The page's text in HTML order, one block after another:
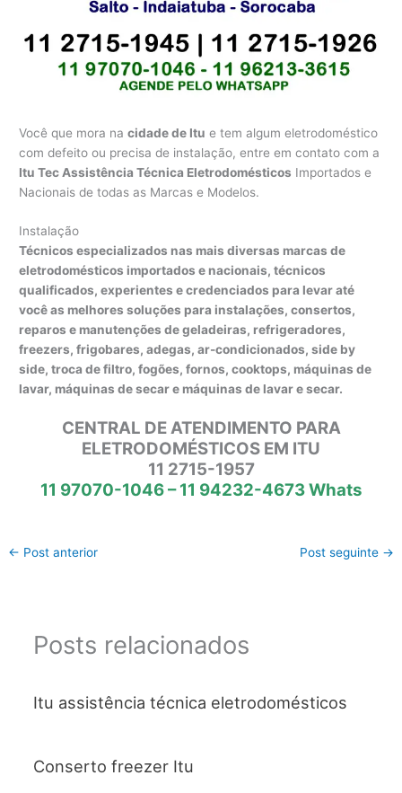
Você que mora nacidade de Itu e tem algum eletrodoméstico
com defeito ou precisa de instalação, entre em contato com a
Itu Tec Assistência Técnica Eletrodomésticos Importados e
Nacionais de todas as Marcas e Modelos.
Instalação
Técnicos especializados nas mais diversas marcas de
eletrodomésticos importados e nacionais, técnicos
qualificados, experientes e credenciados para levar até
você as melhores soluções para instalações, consertos,
reparos e manutenções de geladeiras, refrigeradores,
freezers, frigobares, adegas, ar-condicionados, side by
side, troca de filtro, fogões, fornos, cooktops, máquinas de
lavar, máquinas de secar e máquinas de lavar e secar.
CENTRAL DE ATENDIMENTO PARA
ELETRODOMÉSTICOS EM ITU
11 2715-1957
11 97070-1046 – 11 94232-4673 Whats
← Post anterior Post seguinte →
Posts relacionados
Itu assistência técnica eletrodomésticos
Conserto freezer Itu